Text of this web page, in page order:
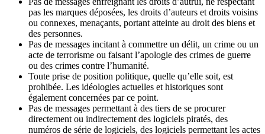
pas les marques déposées, les droits d’auteurs et droits voisins
ou connexes, menaçants, portant atteinte au droit des biens et
des personnes.
Pas de messages incitant à commettre un délit, un crime ou un
acte de terrorisme ou faisant l’apologie des crimes de guerre
ou des crimes contre l’humanité.
Toute prise de position politique, quelle qu’elle soit, est
prohibée. Les idéologies actuelles et historiques sont
également concernées par ce point.
Pas de messages permettant à des tiers de se procurer
directement ou indirectement des logiciels piratés, des
numéros de série de logiciels, des logiciels permettant les actes